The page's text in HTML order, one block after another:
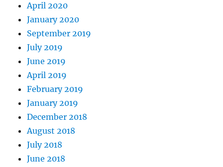
April 2020
January 2020
September 2019
July 2019
June 2019
April 2019
February 2019
January 2019
December 2018
August 2018
July 2018
June 2018